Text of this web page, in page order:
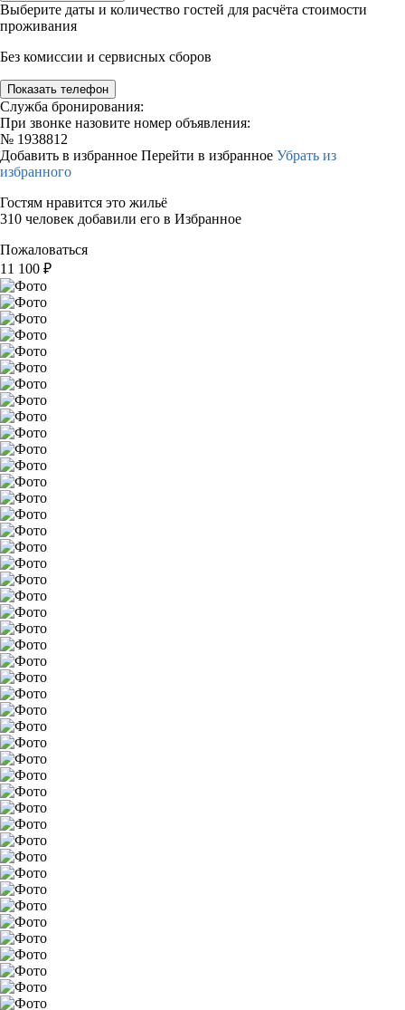
Выберите даты и количество гостей для расчёта стоимости
проживания
Без комиссии и сервисных сборов
Показать телефон
Служба бронирования:
При звонке назовите номер объявления:
№ 1938812
Добавить в избранное Перейти в избранное Убрать из
избранного
Гостям нравится это жильё
310 человек добавили его в Избранное
Пожаловаться
11 100 ₽